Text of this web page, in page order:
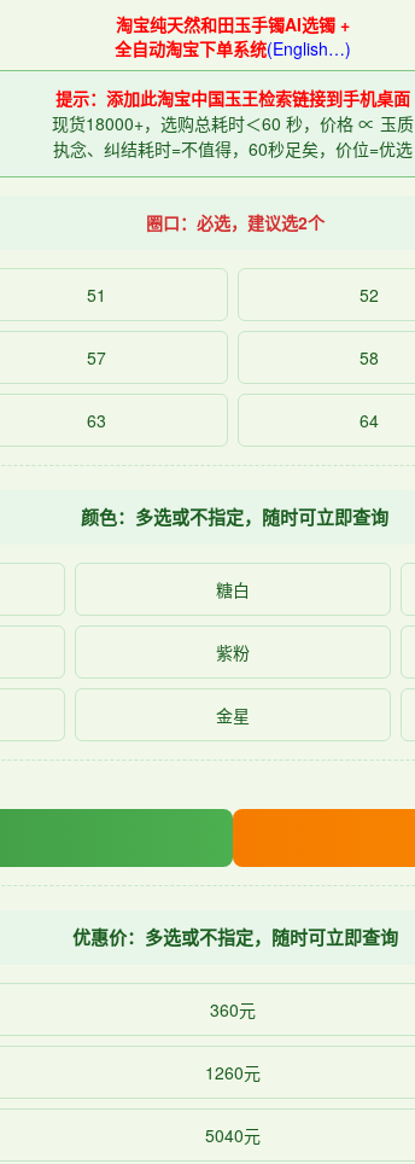
淘宝纯天然和田玉手镯AI选镯 +
全自动淘宝下单系统(English…)
提示：添加此淘宝中国玉王检索链接到手机桌面
现货18000+，选购总耗时＜60 秒，价格 ∝ 玉质
执念、纠结耗时=不值得，60秒足矣，价位=优选
圈口：必选，建议选2个
51 52
57 58
63 64
颜色：多选或不指定，随时可立即查询
糖白
紫粉
金星
优惠价：多选或不指定，随时可立即查询
360元
1260元
5040元